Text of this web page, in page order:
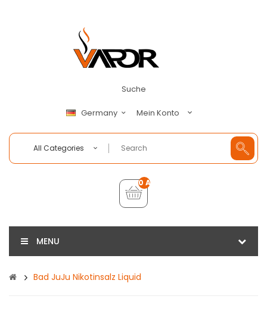
Suche
Germany Mein Konto
All Categories
0 Artikel - €0,00
MENU
Bad JuJu Nikotinsalz Liquid